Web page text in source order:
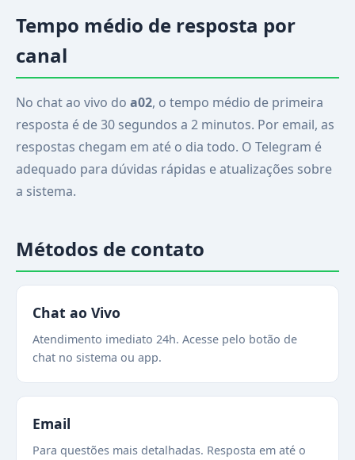
Tempo médio de resposta por
canal
No chat ao vivo do a02, o tempo médio de primeira
resposta é de 30 segundos a 2 minutos. Por email, as
respostas chegam em até o dia todo. O Telegram é
adequado para dúvidas rápidas e atualizações sobre
a sistema.
Métodos de contato
Chat ao Vivo
Atendimento imediato 24h. Acesse pelo botão de
chat no sistema ou app.
Email
Para questões mais detalhadas. Resposta em até o